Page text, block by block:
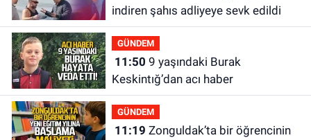
indiren şahıs adliyeye sevk edildi
GÜNDEM
11:50
Keskintığ’dan acı haber
GÜNDEM
11:19